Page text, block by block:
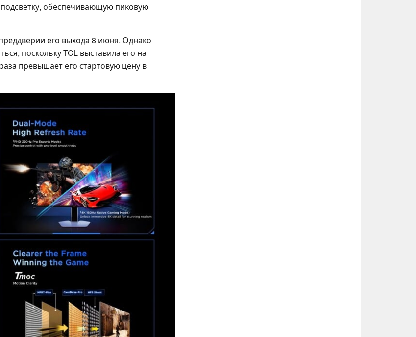
обеспечивающую пиковую
его выхода 8 июня. Однако
поскольку TCL выставила его на
превышает его стартовую цену в